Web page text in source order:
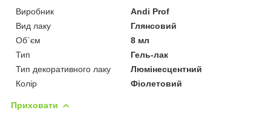
Виробник
Andi Prof
Вид лаку
Глянсовий
Об`єм
8 мл
Тип
Гель-лак
Тип декоративного лаку
Люмінесцентний
Колір
Фіолетовий
Приховати